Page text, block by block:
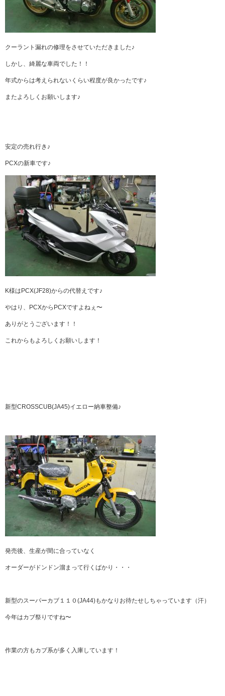
クーラント漏れの修理をさせていただきました♪
しかし、綺麗な車両でした！！
年式からは考えられないくらい程度が良かったです♪
またよろしくお願いします♪
安定の売れ行き♪
PCXの新車です♪
K様はPCX(JF28)からの代替えです♪
やはり、PCXからPCXですよねぇ〜
ありがとうございます！！
これからもよろしくお願いします！
新型CROSSCUB(JA45)イエロー納車整備♪
発売後、生産が間に合っていなく
オーダーがドンドン溜まって行くばかり・・・
新型のスーパーカブ１１０(JA44)もかなりお待たせしちゃっています（汗）
今年はカブ祭りですね〜
作業の方もカブ系が多く入庫しています！